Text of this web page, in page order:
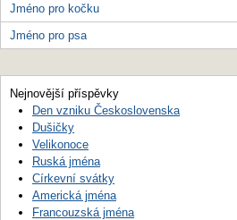
Jméno pro kočku
Jméno pro psa
Nejnovější příspěvky
Den vzniku Československa
Dušičky
Velikonoce
Ruská jména
Církevní svátky
Americká jména
Francouzská jména